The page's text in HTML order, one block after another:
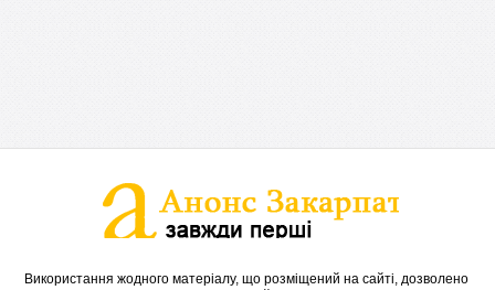
Використання жодного матеріалу, що розміщений на сайті, дозволено